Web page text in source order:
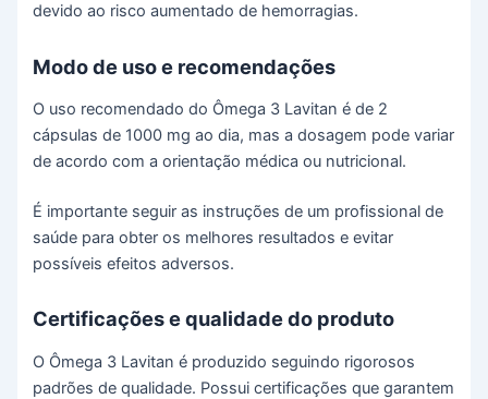
devido ao risco aumentado de hemorragias.
Modo de uso e recomendações
O uso recomendado do Ômega 3 Lavitan é de 2
cápsulas de 1000 mg ao dia, mas a dosagem pode variar
de acordo com a orientação médica ou nutricional.
É importante seguir as instruções de um profissional de
saúde para obter os melhores resultados e evitar
possíveis efeitos adversos.
Certificações e qualidade do produto
O Ômega 3 Lavitan é produzido seguindo rigorosos
padrões de qualidade. Possui certificações que garantem